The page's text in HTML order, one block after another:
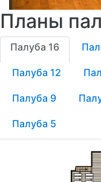
Планы
Палуба 16
Палуба 12
Палуба 9
Палуба 5